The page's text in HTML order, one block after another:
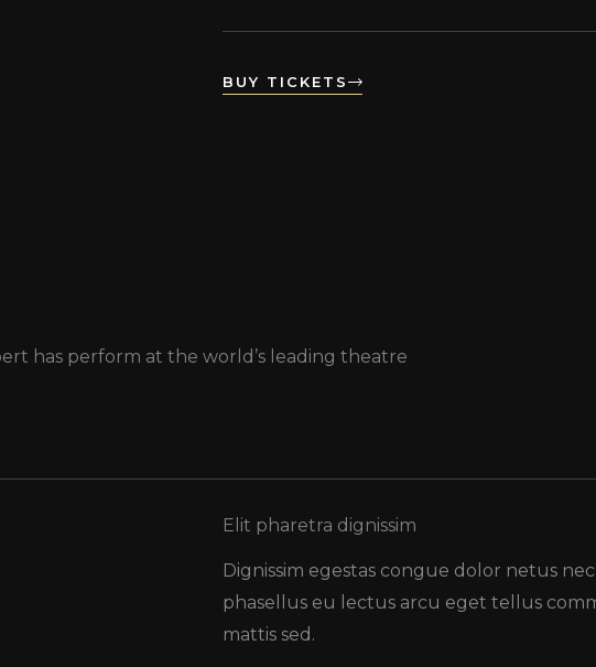
BUY TICKETS
has perform at the world’s leading theatre
Elit pharetra dignissim
Dignissim egestas congue dolor netus
phasellus eu lectus arcu eget tellus
mattis sed.